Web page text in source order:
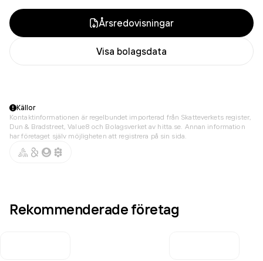
Årsredovisningar
Visa bolagsdata
Källor
Kontaktinformationen är regelbundet importerad från Skatteverkets register,
Dun & Bradstreet, Value8 och Bolagsverket av hitta.se. Annan information
har företaget själv möjligheten att registrera på sin sida.
Rekommenderade företag